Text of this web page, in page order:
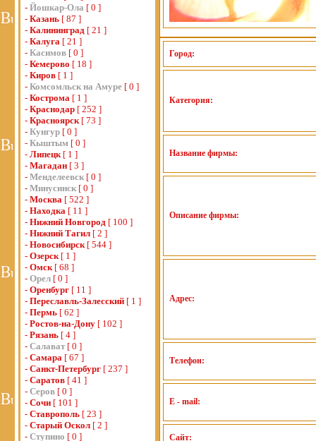
- Йошкар-Ола [ 0 ]
- Казань [ 87 ]
- Калининград [ 21 ]
- Калуга [ 21 ]
- Касимов [ 0 ]
- Кемерово [ 18 ]
- Киров [ 1 ]
- Комсомльск на Амуре [ 0 ]
- Кострома [ 1 ]
- Краснодар [ 252 ]
- Красноярск[ 73 ]
- Кунгур [ 0 ]
- Кыштым [ 0 ]
- Липецк[ 1 ]
- Магадан [ 3 ]
- Менделеевск [ 0 ]
- Минусинск [ 0 ]
- Москва [ 522 ]
- Находка [ 11 ]
- Нижний Новгород [ 100 ]
- Нижний Тагил [ 2 ]
- Новосибирск[ 544 ]
- Озерск[ 1 ]
- Омск[ 68 ]
- Орел [ 0 ]
- Оренбург [ 11 ]
- Переславль-Залесский [ 1 ]
- Пермь [ 62 ]
- Ростов-на-Дону [ 102 ]
- Рязань [ 4 ]
- Салават [ 0 ]
- Самара [ 67 ]
- Санкт-Петербург [ 237 ]
- Саратов [ 41 ]
- Серов [ 0 ]
- Сочи [ 101 ]
- Ставрополь [ 23 ]
- Старый Оскол [ 2 ]
- Ступино [ 0 ]
Город:
Категория:
Название фирмы:
Описание фирмы:
Адрес:
Телефон:
E - mail:
Сайт: